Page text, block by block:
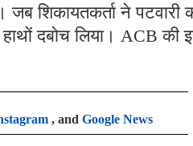
जब शिकायतकर्ता ने पटवारी
दबोच लिया। ACB की
, and Google News